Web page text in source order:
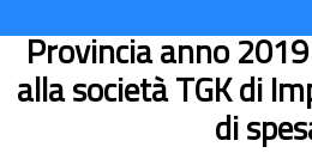
Provincia anno
alla società TGK di
di